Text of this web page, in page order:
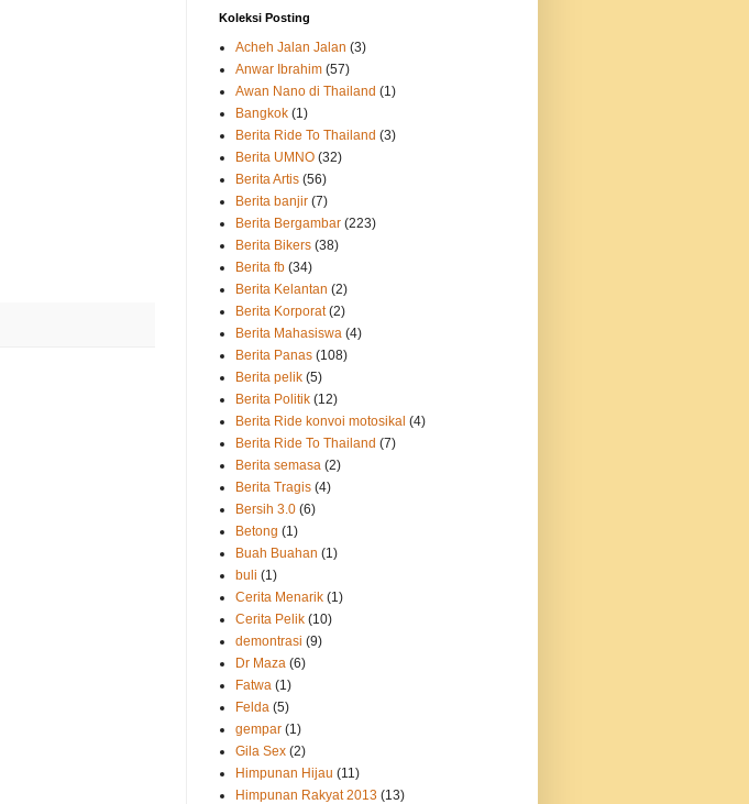
Koleksi Posting
Acheh Jalan Jalan (3)
Anwar Ibrahim (57)
Awan Nano di Thailand (1)
Bangkok (1)
Berita Ride To Thailand (3)
Berita UMNO (32)
Berita Artis (56)
Berita banjir (7)
Berita Bergambar (223)
Berita Bikers (38)
Berita fb (34)
Berita Kelantan (2)
Berita Korporat (2)
Berita Mahasiswa (4)
Berita Panas (108)
Berita pelik (5)
Berita Politik (12)
Berita Ride konvoi motosikal (4)
Berita Ride To Thailand (7)
Berita semasa (2)
Berita Tragis (4)
Bersih 3.0 (6)
Betong (1)
Buah Buahan (1)
buli (1)
Cerita Menarik (1)
Cerita Pelik (10)
demontrasi (9)
Dr Maza (6)
Fatwa (1)
Felda (5)
gempar (1)
Gila Sex (2)
Himpunan Hijau (11)
Himpunan Rakyat 2013 (13)